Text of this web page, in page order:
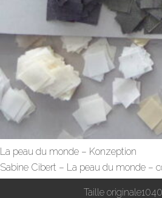
La peau du monde – Konzeption
Sabine Cibert – La peau du monde –
Taille originale